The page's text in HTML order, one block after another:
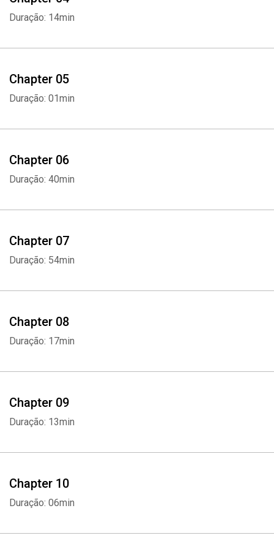
Duração: 14min
Chapter 05
Duração: 01min
Chapter 06
Duração: 40min
Chapter 07
Duração: 54min
Chapter 08
Duração: 17min
Chapter 09
Duração: 13min
Chapter 10
Duração: 06min